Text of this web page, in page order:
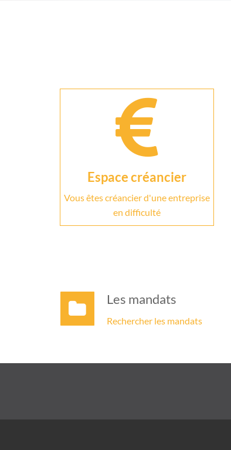
Espace créancier
Vous êtes créancier d'une entreprise
en difficulté
Les mandats
Rechercher les mandats